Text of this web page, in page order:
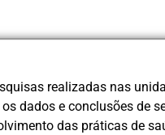
realizadas nas
dados e conclusões de
das práticas de